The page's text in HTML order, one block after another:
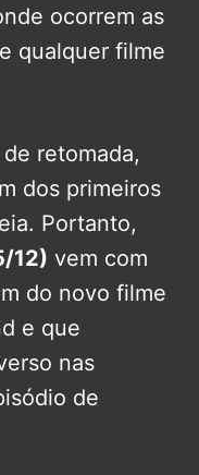
ocorrem as
qualquer filme
retomada,
dos primeiros
Portanto,
12) vem com
do novo filme
e que
nas
de